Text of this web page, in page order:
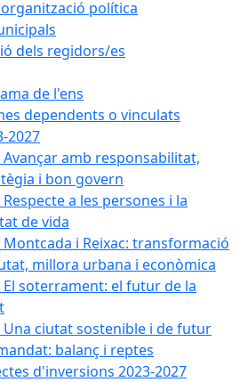
política
dels regidors/es
de l'ens
dependents o vinculats
2027
Avançar amb responsabilitat,
i bon govern
Respecte a les persones i la
de vida
Montcada i Reixac: transformació
millora urbana i econòmica
El soterrament: el futur de la
Una ciutat sostenible i de futur
balanç i reptes
d'inversions 2023-2027